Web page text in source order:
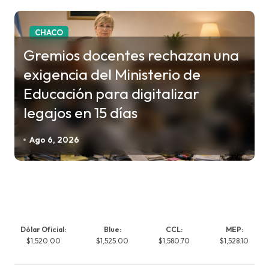
CHACO
Gremios docentes rechazan una
exigencia del Ministerio de
Educación para digitalizar
legajos en 15 días
Ago 6, 2026
Dólar Oficial:
$1,520.00
Blue:
$1,525.00
CCL:
$1,580.70
MEP:
$1,528.10